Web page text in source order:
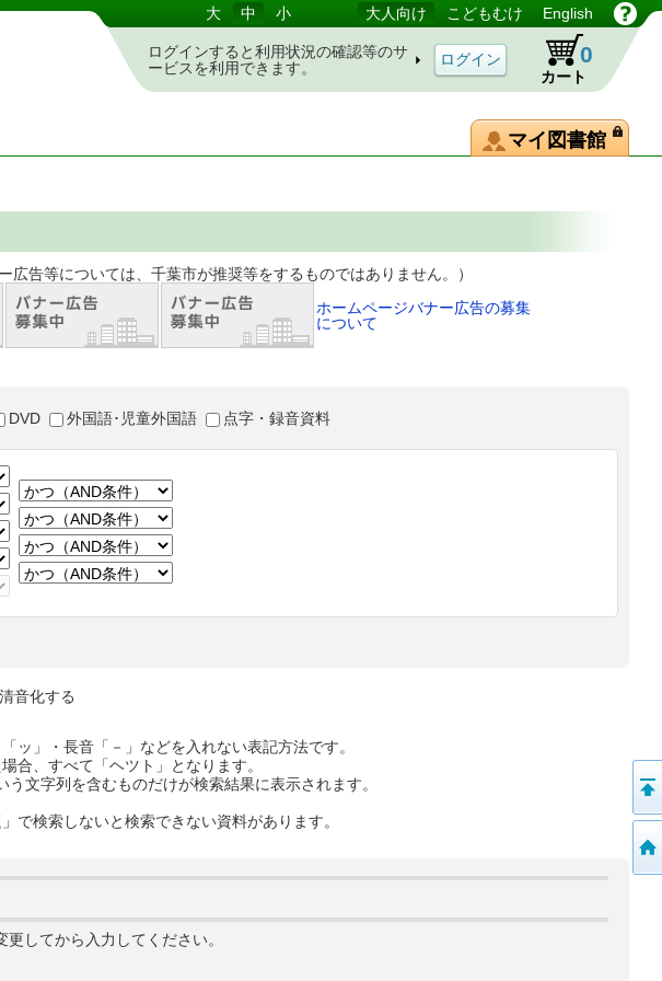
大 中 小 大人向け こどもむけ English
ログインすると利用状況の確認等のサ
ービスを利用できます。
カート
0
マイ図書館
葉市が推奨等をするものではありません。）
ホームページバナー広告の募集
について
DVD 外国語･児童外国語 点字・録音資料
清音化する
ッ」・長音「－」などを入れない表記方法です。
合、すべて「ヘツト」となります。
文字列を含むものだけが検索結果に表示されます。
で検索しないと検索できない資料があります。
してから入力してください。